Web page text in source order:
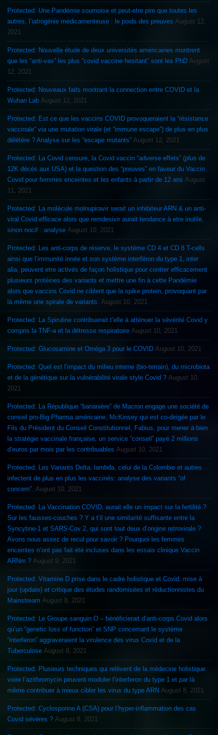
Protected: Une Pandémie sournoise et peut-etre pire que toutes les
autres, l’iatrogénie médicamenteuse : le poids des preuves August 12,
2021
Protected: Nouvelle étude de deux universités américaines montrent
que les “anti-vax” les plus “covid vaccine hesitant” sont les PhD August
12, 2021
Protected: Nouveaux faits montrant la connection entre COVID et la
Wuhan Lab August 12, 2021
Protected: Est ce que les vaccins COVID provoqueraient la “résistance
vaccinale” via une mutation virale (et “immune escape”) de plus en plus
délétère ? Analyse sur les “escape mutants” August 12, 2021
Protected: La Covid censure, la Covid vaccin “adverse effets” (plus de
12K décès aux USA) et la question des “preuves” en faveur du Vaccin
Covid pour femmes enceintes et les enfants à partir de 12 ans August
11, 2021
Protected: La molécule molnupiravir serait un inhibiteur ARN & un anti-
viral Covid efficace alors que remdesivir aurait tendance à etre inutile,
sinon nocif : analyse August 10, 2021
Protected: Les anti-corps de réserve, le système CD 4 et CD 8 T-cells
ainsi que l’immunité innée et son système interféron du type 1, inter
alia, peuvent etre activés de façon holistique pour contrer efficacement
plusieurs protéines des variants et mettre une fin à cette Pandémie
alors que vaccins Covid ne ciblent que la spike protein, provoquant par
là même une spirale de variants.
August 10, 2021
Protected: La Spiruline contribuerait t’elle à atténuer la sévérité Covid y
compris la TNF-a et la détresse respiratoire August 10, 2021
Protected: Glucosamine et Oméga 3 pour le COVID August 10, 2021
Protected: Quel est l’impact du milieu interne (bio-terrain), du microbiota
et de la génétique sur la vulnérabilité virale style Covid ? August 10,
2021
Protected: La République “bananière” de Macron engage une société de
conseil pro-Big Pharma américaine, McKinsey qui est co-dirigée par le
Fils du Président du Conseil Constitutionnel, Fabius, pour mener à bien
la stratégie vaccinale française, un service “conseil” payé 2 millions
d’euros par mois par les contribuables August 10, 2021
Protected: Les Variants Delta, lambda, celui de la Colombie et autres
infectent de plus en plus les vaccinés: analyse des variants “of
concern”. August 10, 2021
Protected: La Vaccination COVID, aurait elle un impact sur la fertilité ?
Sur les fausses-couches ? Y a t’il une similarité suffisante entre la
Syncytine-1 et SARS-Cov 2, qui sont tout deux d’origine retrovirale ?
Avons nous assez de recul pour savoir ? Pourquoi les femmes
enceintes n’ont pas fait été incluses dans les essais clinique Vaccin
ARNm ? August 9, 2021
Protected: Vitamine D prise dans le cadre holistique et Covid: mise à
jour (update) et critique des études randomisées et réductionnistes du
Mainstream August 8, 2021
Protected: Le Groupe sanguin O – bénéficierait d’anti-corps Covid alors
qu’un “genetic loss of function” et SNP concernant le système
“interferon” aggraveraient la virulence des virus Covid et de la
Tuberculose August 8, 2021
Protected: Plusieurs techniques qui relèvent de la médecine holistique
voire l’azithromycin peuvent moduler l’interferon du type 1 et par là
même contribuer à mieux cibler les virus du type ARN August 8, 2021
Protected: Cyclosporine A (CSA) pour l’hyper-inflammation des cas
Covid sévères ? August 8, 2021